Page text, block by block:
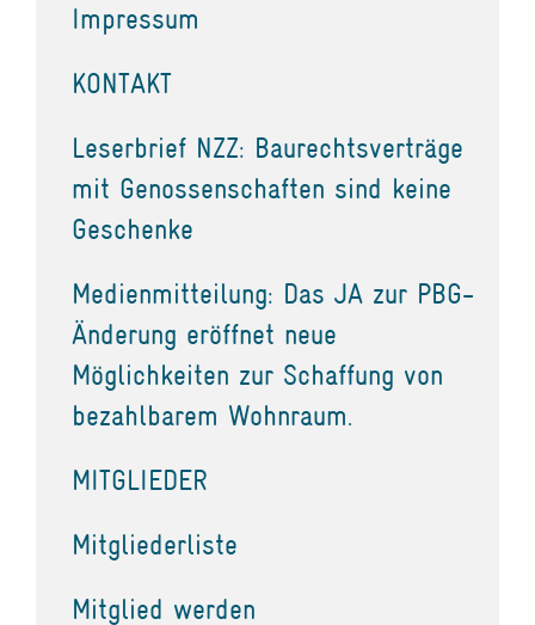
Impressum
KONTAKT
Leserbrief NZZ: Baurechtsverträge
mit Genossenschaften sind keine
Geschenke
Medienmitteilung: Das JA zur PBG-
Änderung eröffnet neue
Möglichkeiten zur Schaffung von
bezahlbarem Wohnraum.
MITGLIEDER
Mitgliederliste
Mitglied werden